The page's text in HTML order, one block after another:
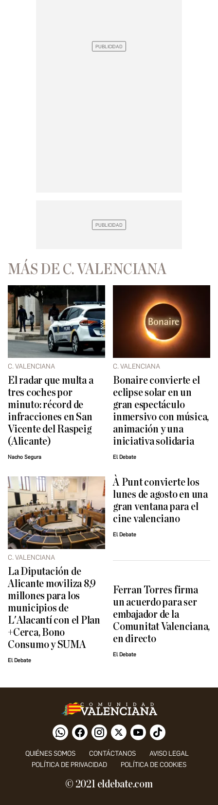
MÁS DE C. VALENCIANA
C. VALENCIANA
El radar que multa a
tres coches por
minuto: récord de
infracciones en San
Vicente del Raspeig
(Alicante)
Nacho Segura
C. VALENCIANA
Bonaire convierte el
eclipse solar en un
gran espectáculo
inmersivo con música,
animación y una
iniciativa solidaria
El Debate
C. VALENCIANA
La Diputación de
Alicante moviliza 8,9
millones para los
municipios de
L'Alacantí con el Plan
+Cerca, Bono
Consumo y SUMA
El Debate
À Punt convierte los
lunes de agosto en una
gran ventana para el
cine valenciano
El Debate
Ferran Torres firma
un acuerdo para ser
embajador de la
Comunitat Valenciana,
en directo
El Debate
QUIÉNES SOMOS CONTÁCTANOS
AVISO LEGAL
POLÍTICA DE PRIVACIDAD
POLÍTICA DE COOKIES
© 2021 eldebate.com